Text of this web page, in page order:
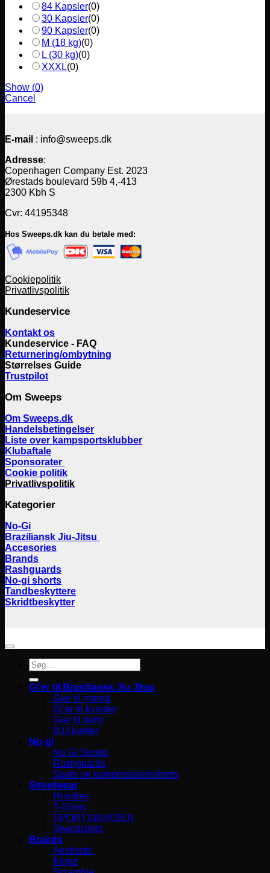
84 Kapsler(0)
30 Kapsler(0)
90 Kapsler(0)
M (18 kg)(0)
L (30 kg)(0)
XXXL(0)
Show (0)
Cancel
E-mail : info@sweeps.dk
Adresse:
Copenhagen Company Est. 2023
Ørestads boulevard 59b 4,-413
2300 Kbh S
Cvr: 44195348
Hos Sweeps.dk kan du betale med:
Cookiepolitik
Privatlivspolitik
Kundeservice
Kontakt os
Kundeservice - FAQ
Returnering/ombytning
Størrelses Guide
Trustpilot
Om Sweeps
Om Sweeps.dk
Handelsbetingelser
Liste over kampsportsklubber
Klubaftale
Sponsorater
Cookie politik
Privatlivspolitik
Kategorier
No-Gi
Braziliansk Jiu-Jitsu
Accesories
Brands
Rashguards
No-gi shorts
Tandbeskyttere
Skridtbeskytter
Søg
efter:
Gi’er til Brasiliansk Jiu Jitsu
Gier til mænd
Gi’er til kvinder
Gier til børn
BJJ bælter
No-gi
No Gi Shorts
Rashguards
Spats og kompressionsshorts
Streetwear
Hoodies
T-Shirts
SPORTSBUKSER
Sweatshirts
Brands
Aesthetic
Kingz